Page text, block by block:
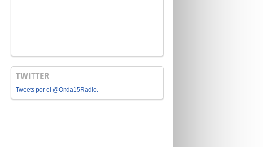
TWITTER
Tweets por el @Onda15Radio.